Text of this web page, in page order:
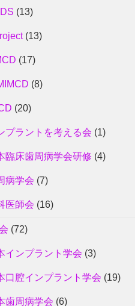
(13)
(13)
(17)
(8)
(20)
プラントを考える会 (1)
臨床歯周病学会研修 (4)
病学会 (7)
医師会 (16)
(72)
インプラント学会 (3)
口腔インプラント学会 (19)
歯周病学会 (6)